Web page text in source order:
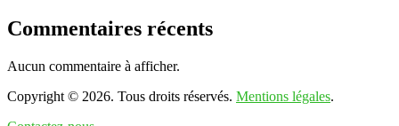
Commentaires récents
Aucun commentaire à afficher.
Copyright © 2026. Tous droits réservés. Mentions légales.